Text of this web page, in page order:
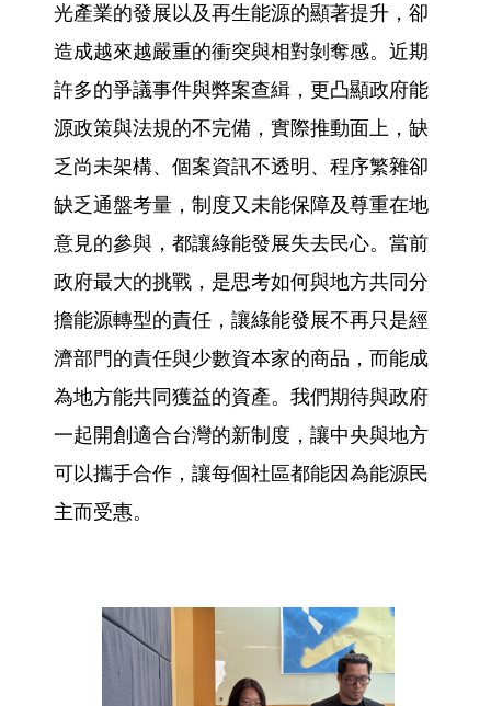
光產業的發展以及再生能源的顯著提升，卻
造成越來越嚴重的衝突與相對剝奪感。近期
許多的爭議事件與弊案查緝，更凸顯政府能
源政策與法規的不完備，實際推動面上，缺
乏尚未架構、個案資訊不透明、程序繁雜卻
缺乏通盤考量，制度又未能保障及尊重在地
意見的參與，都讓綠能發展失去民心。當前
政府最大的挑戰，是思考如何與地方共同分
擔能源轉型的責任，讓綠能發展不再只是經
濟部門的責任與少數資本家的商品，而能成
為地方能共同獲益的資產。我們期待與政府
一起開創適合台灣的新制度，讓中央與地方
可以攜手合作，讓每個社區都能因為能源民
主而受惠。